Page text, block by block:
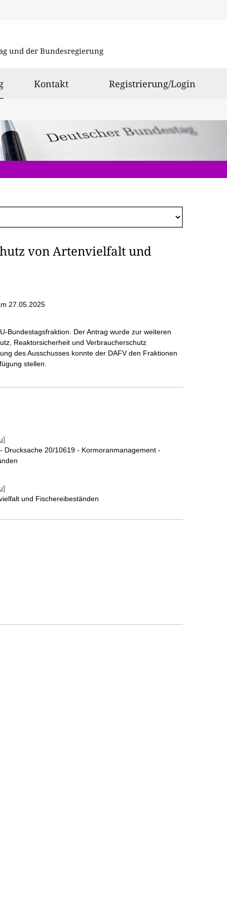
und der Bundesregierung
ausgewählt
Kontakt Registrierung/Login
von Artenvielfalt und
27.05.2025
Bundestagsfraktion. Der Antrag wurde zur weiteren
Reaktorsicherheit und Verbraucherschutz
des Ausschusses konnte der DAFV den Fraktionen
stellen.
Drucksache 20/10619 - Kormoranmanagement -
und Fischereibeständen